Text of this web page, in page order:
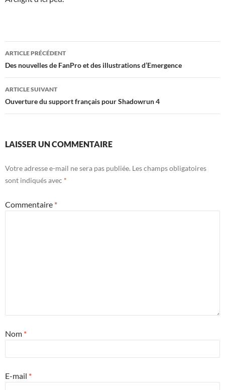
Navigation
des
articles
ARTICLE PRÉCÉDENT
Des nouvelles de FanPro et des illustrations d’Emergence
ARTICLE SUIVANT
Ouverture du support français pour Shadowrun 4
LAISSER UN COMMENTAIRE
Votre adresse e-mail ne sera pas publiée. Les champs obligatoires
sont indiqués avec *
Commentaire *
Nom *
E-mail *